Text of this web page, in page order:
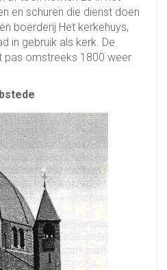
en schuren die dienst doen
boerderij Het kerkehuys,
in gebruik als kerk. De
pas omstreeks 1800 weer